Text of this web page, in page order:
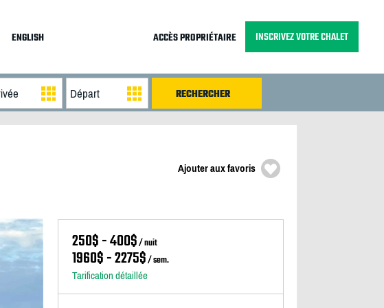
ENGLISH ACCÈS PROPRIÉTAIRE INSCRIVEZ VOTRE CHALET
Ajouter aux favoris
250$ - 400$/ nuit
1960$ - 2275$/ sem.
Tarification détaillée